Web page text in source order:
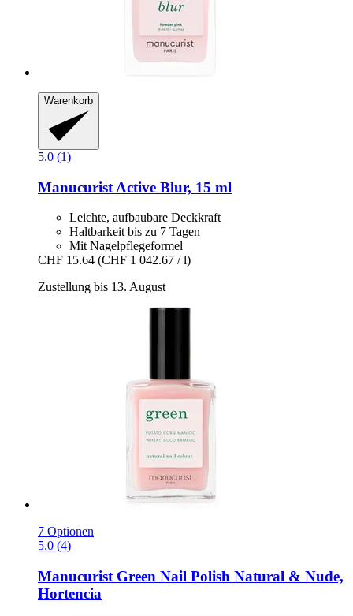
Warenkorb
5.0 (1)
Manucurist Active Blur, 15 ml
Leichte, aufbaubare Deckkraft
Haltbarkeit bis zu 7 Tagen
Mit Nagelpflegeformel
CHF 15.64 (CHF 1 042.67 / l)
Zustellung bis 13. August
7 Optionen
5.0 (4)
Manucurist Green Nail Polish Natural & Nude,
Hortencia